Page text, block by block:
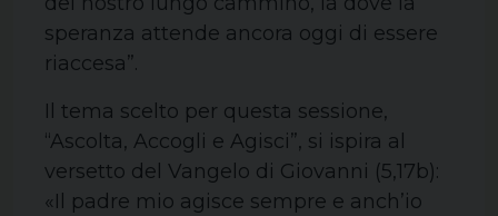
speranza attende ancora oggi di essere
riaccesa”.
Il tema scelto per questa sessione,
“Ascolta, Accogli e Agisci”, si ispira al
versetto del Vangelo di Giovanni (5,17b):
«Il padre mio agisce sempre e anch’io